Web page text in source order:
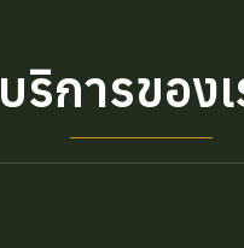
บริการของ